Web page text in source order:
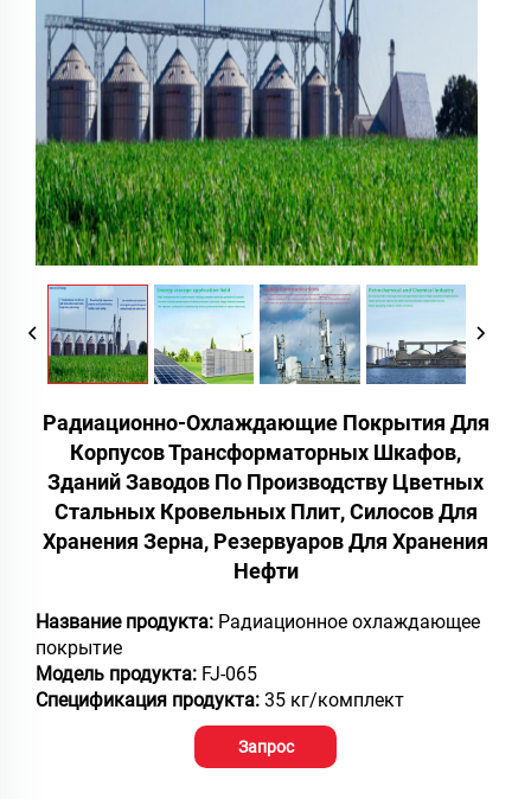
Радиационно-Охлаждающие Покрытия Для
Корпусов Трансформаторных Шкафов,
Зданий Заводов По Производству Цветных
Стальных Кровельных Плит, Силосов Для
Хранения Зерна, Резервуаров Для Хранения
Нефти
Название продукта: Радиационное охлаждающее
покрытие
Модель продукта: FJ-065
Спецификация продукта: 35 кг/комплект
Запрос